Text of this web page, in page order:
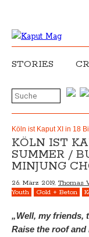
STORIES
Köln ist Kaput XI in 18
KÖLN IST
SUMMER /
MINJUNG
26. März 2019, Thomas
Youth
Gold + Beton
„Well, my friends,
Raise the roof and